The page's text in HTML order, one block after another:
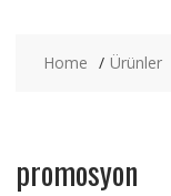
Home Ürünler
promosyon